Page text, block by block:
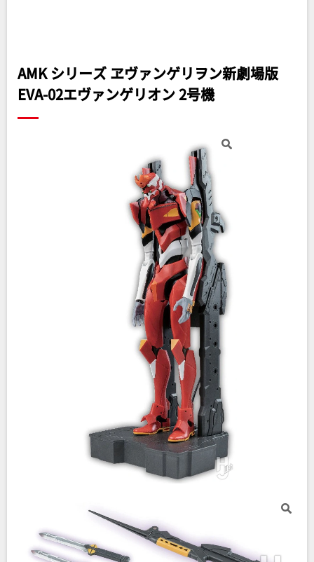
AMK シリーズ ヱヴァンゲリヲン新劇場版
EVA-02エヴァンゲリオン 2号機